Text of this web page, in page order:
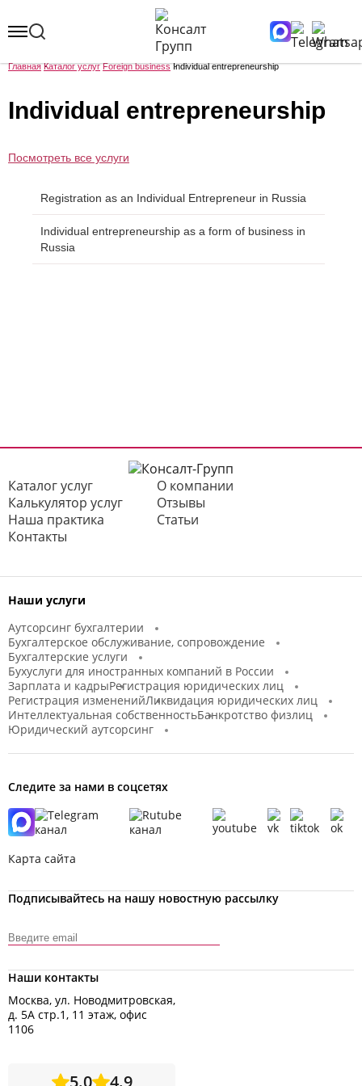
Главная Каталог услуг Foreign business Individual entrepreneurship
Individual entrepreneurship
Посмотреть все услуги
Registration as an Individual Entrepreneur in Russia
Individual entrepreneurship as a form of business in
Russia
Каталог услуг
О компании
Калькулятор услуг
Отзывы
Наша практика
Статьи
Контакты
Наши услуги
Аутсорсинг бухгалтерии
Бухгалтерское обслуживание, сопровождение
Бухгалтерские услуги
Бухуслуги для иностранных компаний в России
Зарплата и кадрыРегистрация юридических лиц
Регистрация измененийЛиквидация юридических лиц
Интеллектуальная собственностьБанкротство физлиц
Юридический аутсорсинг
Следите за нами в соцсетях
Карта сайта
Подписывайтесь на нашу новостную рассылку
Наши контакты
Москва, ул. Новодмитровская,
д. 5А стр.1, 11 этаж, офис
1106